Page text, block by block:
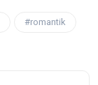
#romantik